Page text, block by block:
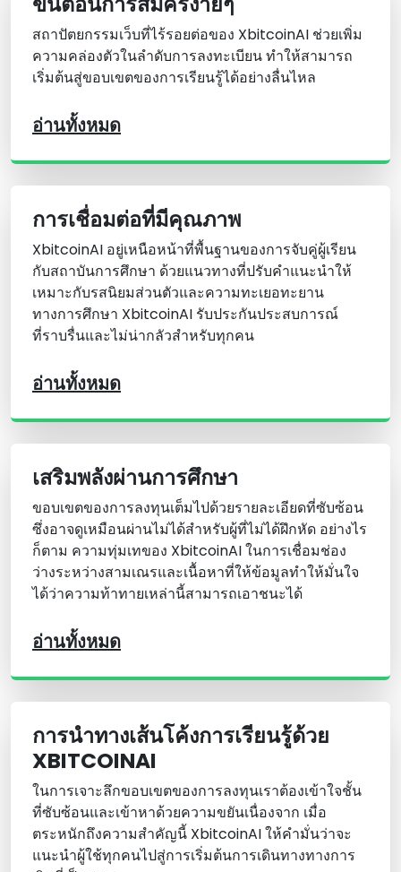
สถาปัตยกรรมเว็บที่ไร้รอยต่อของ XbitcoinAI ช่วยเพิ่ม
ความคล่องตัวในลําดับการลงทะเบียน ทําให้สามารถ
เริ่มต้นสู่ขอบเขตของการเรียนรู้ได้อย่างลื่นไหล
อ่านทั้งหมด
การเชื่อมต่อที่มีคุณภาพ
XbitcoinAI อยู่เหนือหน้าที่พื้นฐานของการจับคู่ผู้เรียน
กับสถาบันการศึกษา ด้วยแนวทางที่ปรับคําแนะนําให้
เหมาะกับรสนิยมส่วนตัวและความทะเยอทะยาน
ทางการศึกษา XbitcoinAI รับประกันประสบการณ์
ที่ราบรื่นและไม่น่ากลัวสําหรับทุกคน
อ่านทั้งหมด
เสริมพลังผ่านการศึกษา
ขอบเขตของการลงทุนเต็มไปด้วยรายละเอียดที่ซับซ้อน
ซึ่งอาจดูเหมือนผ่านไม่ได้สําหรับผู้ที่ไม่ได้ฝึกหัด อย่างไร
ก็ตาม ความทุ่มเทของ XbitcoinAI ในการเชื่อมช่อง
ว่างระหว่างสามเณรและเนื้อหาที่ให้ข้อมูลทําให้มั่นใจ
ได้ว่าความท้าทายเหล่านี้สามารถเอาชนะได้
อ่านทั้งหมด
การนําทางเส้นโค้งการเรียนรู้ด้วย
XBITCOINAI
ในการเจาะลึกขอบเขตของการลงทุนเราต้องเข้าใจชั้น
ที่ซับซ้อนและเข้าหาด้วยความขยันเนื่องจาก เมื่อ
ตระหนักถึงความสําคัญนี้ XbitcoinAI ให้คํามั่นว่าจะ
แนะนําผู้ใช้ทุกคนไปสู่การเริ่มต้นการเดินทางทางการ